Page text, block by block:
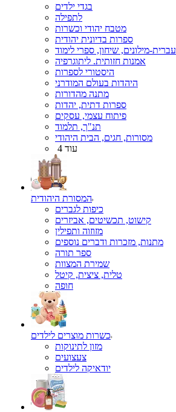
בגדי ילדים
לתפילה
מטבח יהודי וכשרות
ספרות בדיונית יהודית
עברית-מילונים, שיחון, ספרי לימוד
אמנות חזותית. ליתוגרפיה
היסטורי לספרות
היהדות בעולם המודרני
מתנה מהדורות
ספרות דתית, יהדות
פיתוח עצמי, עסקים
תנ"ך, תלמוד
מסורות, חגים, הבית היהודי
עוד 4
המסורת היהודית
כיפות לגברים
קישוט, תכשיטים, אביזרים
מזוזוה ותפילין
מתנות, מזכרות ודברים נוספים
ספר תורה
שמירת המצוות
טלית, ציצית, קיטל
כשרות מוצרים לילדים
מזון לתינוקות
צעצועים
יודאיקה לילדים